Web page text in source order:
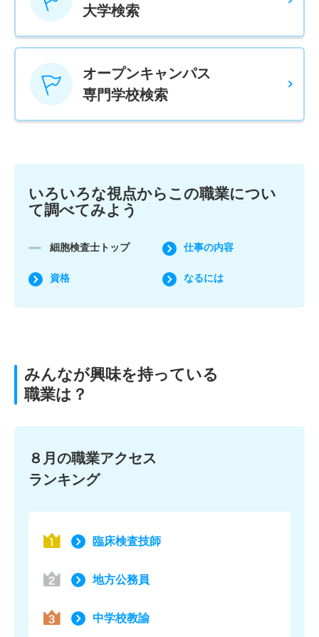
大学検索
オープンキャンパス
専門学校検索
いろいろな視点からこの職業につい
て調べてみよう
細胞検査士トップ 仕事の内容
資格 なるには
みんなが興味を持っている
職業は？
８月の職業アクセス
ランキング
臨床検査技師
地方公務員
中学校教諭